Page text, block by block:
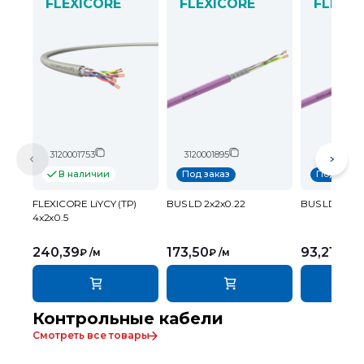
FLEXICORE
3120001753
В наличии
FLEXICORE LiYCY (TP)
4x2x0.5
240,39₽ /м
FLEXICORE
3120001895
Под заказ
BUS LD 2х2х0.22
173,50₽ /м
3120001894
Под заказ
BUS LD
93,21
Контрольные кабели
Смотреть все товары